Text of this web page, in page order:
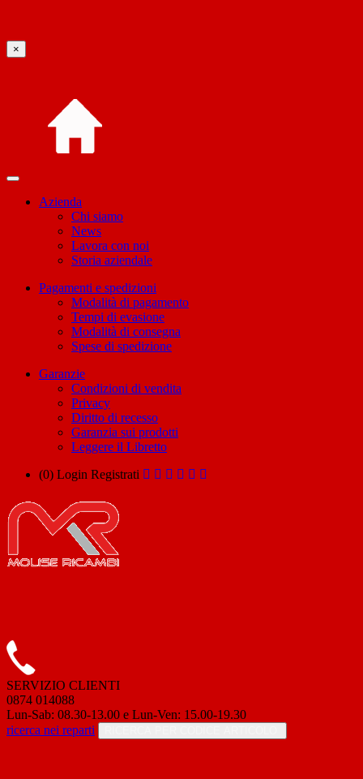
×
Azienda
Chi siamo
News
Lavora con noi
Storia aziendale
Pagamenti e spedizioni
Modalità di pagamento
Tempi di evasione
Modalità di consegna
Spese di spedizione
Garanzie
Condizioni di vendita
Privacy
Diritto di recesso
Garanzia sui prodotti
Leggere il Libretto
(0) Login Registrati
SERVIZIO CLIENTI
0874 014088
Lun-Sab: 08.30-13.00 e Lun-Ven: 15.00-19.30
ricerca nei reparti